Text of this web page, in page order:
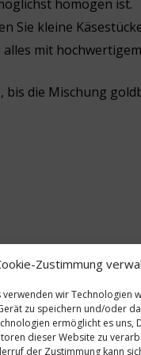
Zustimmung
wir Technologien
zu speichern und/oder
ermöglicht es uns,
dieser Website zu
der Zustimmung kann
homogen ist.
kleine
mit
bis die Mischung
zubereitet